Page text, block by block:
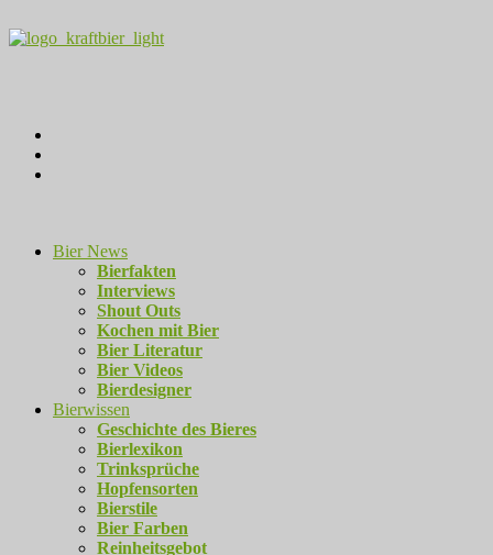
Bier News
Bierfakten
Interviews
Shout Outs
Kochen mit Bier
Bier Literatur
Bier Videos
Bierdesigner
Bierwissen
Geschichte des Bieres
Bierlexikon
Trinksprüche
Hopfensorten
Bierstile
Bier Farben
Reinheitsgebot